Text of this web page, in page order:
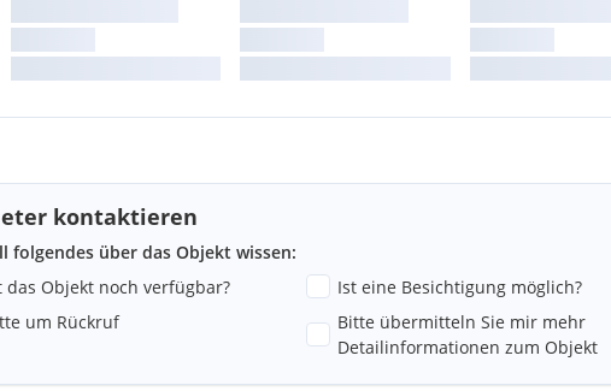
digitale Visualisierungen, sie
kontaktieren
folgendes über das Objekt wissen:
das Objekt noch verfügbar?
Ist eine Besichtigung möglich?
um Rückruf
Bitte übermitteln Sie mir mehr
Detailinformationen zum Objekt